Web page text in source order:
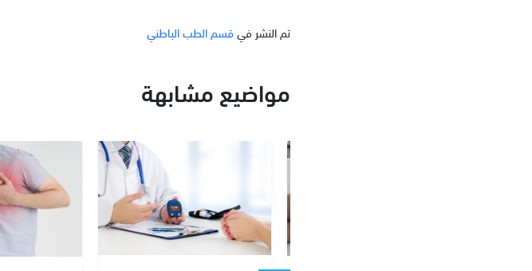
تم النشر فيقسم الطب الباطني
مواضيع مشابهة